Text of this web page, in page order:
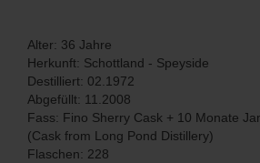
Alter: 36 Jahre
Herkunft: Schottland - Speyside
Destilliert: 02.1972
Abgefüllt: 11.2008
Fass: Fino Sherry Cask + 10 Monate
(Cask from Long Pond Distillery)
Flaschen: 228